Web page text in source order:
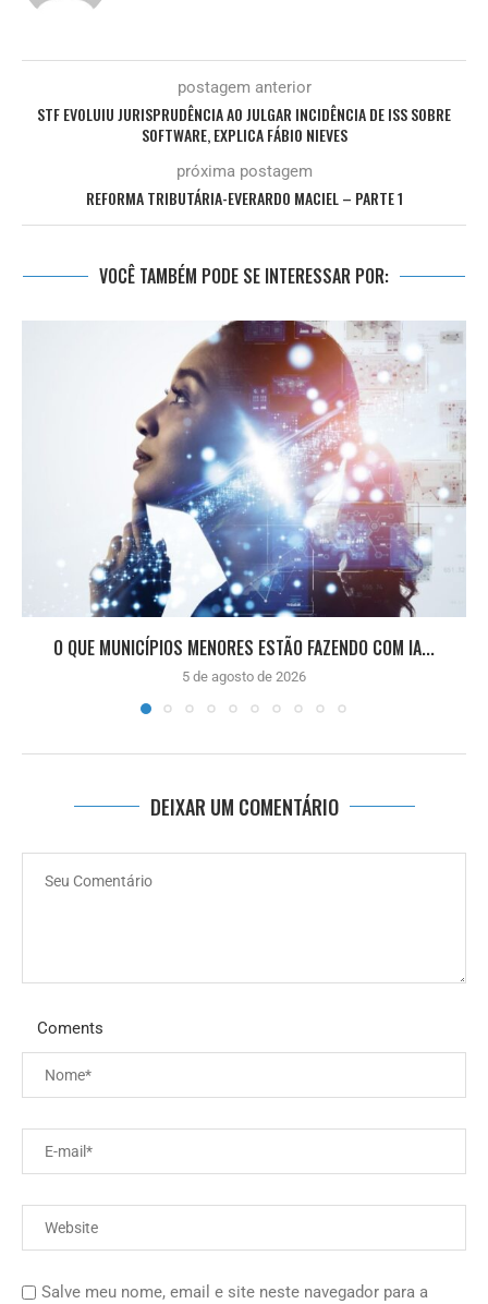
postagem anterior
STF EVOLUIU JURISPRUDÊNCIA AO JULGAR INCIDÊNCIA DE ISS SOBRE
SOFTWARE, EXPLICA FÁBIO NIEVES
próxima postagem
REFORMA TRIBUTÁRIA-EVERARDO MACIEL – PARTE 1
VOCÊ TAMBÉM PODE SE INTERESSAR POR:
O QUE MUNICÍPIOS MENORES ESTÃO FAZENDO COM IA...
5 de agosto de 2026
DEIXAR UM COMENTÁRIO
Coments
Salve meu nome, email e site neste navegador para a